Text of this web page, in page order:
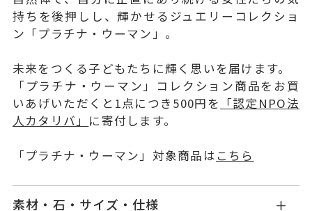
持ちを後押しし、輝かせるジュエリーコレクショ
ン「プラチナ・ウーマン」。
未来をつくる子どもたちに輝く思いを届けます。
「プラチナ・ウーマン」コレクション商品をお買
いあげいただくと1点につき500円を 「認定NPO法
人カタリバ」 に寄付します。
「プラチナ・ウーマン」対象商品は こちら
素材・石・サイズ・仕様